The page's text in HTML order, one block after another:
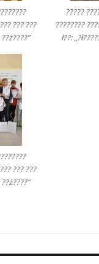
??? ???
??ż????”
?????
????????
ł??:
??? ???
??ż????”